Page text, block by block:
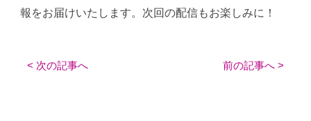
報をお届けいたします。次回の配信もお楽しみに！
< 次の記事へ 前の記事へ >